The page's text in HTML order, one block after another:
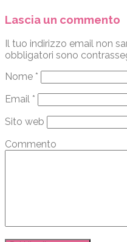
Lascia un commento
Il tuo indirizzo email non
obbligatori sono
Nome *
Email *
Sito web
Commento